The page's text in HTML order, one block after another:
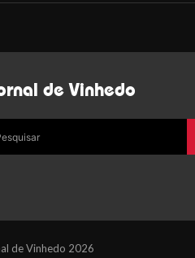
de Vinhedo
de Vinhedo 2026